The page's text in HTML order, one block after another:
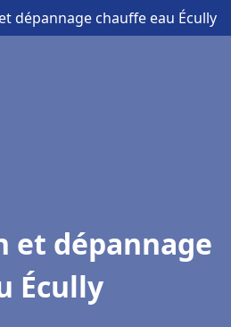
dépannage chauffe eau Écully
et dépannage
Écully